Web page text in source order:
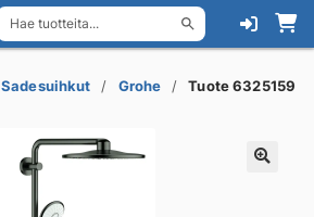
Hae tuotteita...
Sadesuihkut Grohe Tuote 6325159